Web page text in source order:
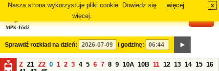
Nasza strona wykorzystuje pliki cookie. Dowiedz się
więcej.
więcej x
Sprawdź rozkład na dzień: i godzinę:
Z Z1 Z2 0 1 2 3 4 5 6 7 8 9 10A 10B 11 12 13 14 15 16